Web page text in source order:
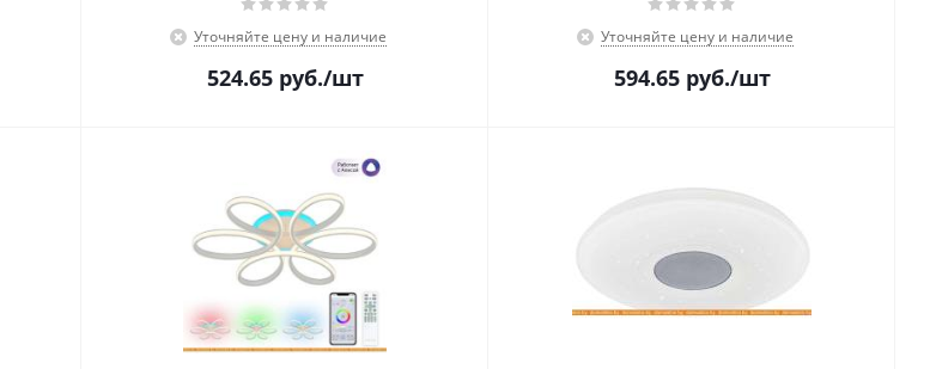
Уточняйте цену и наличие
524.65руб./шт
Уточняйте цену и наличие
594.65руб./шт